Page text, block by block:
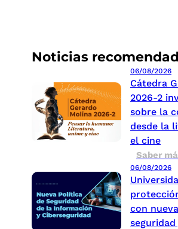
Noticias
06/08/2026
Cátedra
2026-2
sobre la
desde la
el cine
Saber
06/08/2026
con